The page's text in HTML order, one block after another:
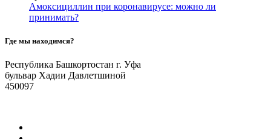
Амоксициллин при коронавирусе: можно ли
принимать?
Где мы находимся?
Республика Башкортостан г. Уфа
бульвар Хадии Давлетшиной
450097